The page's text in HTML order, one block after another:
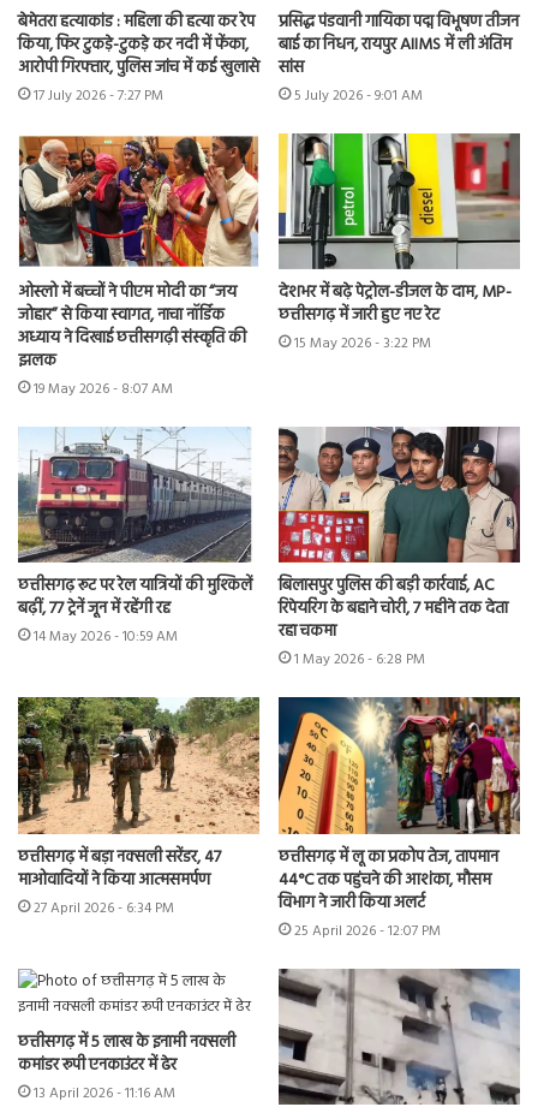
बेमेतरा हत्याकांड : महिला की हत्या कर रेप
किया, फिर टुकड़े-टुकड़े कर नदी में फेंका,
आरोपी गिरफ्तार, पुलिस जांच में कई खुलासे
17 July 2026 - 7:27 PM
प्रसिद्ध पंडवानी गायिका पद्म विभूषण तीजन
बाई का निधन, रायपुर AIIMS में ली अंतिम
सांस
5 July 2026 - 9:01 AM
ओस्लो में बच्चों ने पीएम मोदी का “जय
जोहार” से किया स्वागत, नाचा नॉर्डिक
अध्याय ने दिखाई छत्तीसगढ़ी संस्कृति की
झलक
19 May 2026 - 8:07 AM
देशभर में बढ़े पेट्रोल-डीजल के दाम, MP-
छत्तीसगढ़ में जारी हुए नए रेट
15 May 2026 - 3:22 PM
छत्तीसगढ़ रूट पर रेल यात्रियों की मुश्किलें
बढ़ीं, 77 ट्रेनें जून में रहेंगी रद्द
14 May 2026 - 10:59 AM
बिलासपुर पुलिस की बड़ी कार्रवाई, AC
रिपेयरिंग के बहाने चोरी, 7 महीने तक देता
रहा चकमा
1 May 2026 - 6:28 PM
छत्तीसगढ़ में बड़ा नक्सली सरेंडर, 47
माओवादियों ने किया आत्मसमर्पण
27 April 2026 - 6:34 PM
छत्तीसगढ़ में लू का प्रकोप तेज, तापमान
44°C तक पहुंचने की आशंका, मौसम
विभाग ने जारी किया अलर्ट
25 April 2026 - 12:07 PM
छत्तीसगढ़ में 5 लाख के इनामी नक्सली
कमांडर रूपी एनकाउंटर में ढेर
13 April 2026 - 11:16 AM